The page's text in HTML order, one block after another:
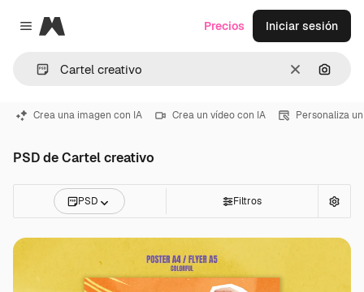
Close menu
Magnific
Borrar
Precios Iniciar sesión
Crea una imagen con IA Crea un vídeo con IA Personaliza
PSD de Cartel creativo
PSD Filtros